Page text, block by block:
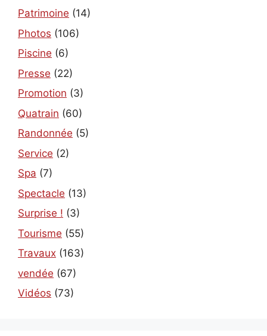
Patrimoine (14)
Photos (106)
Piscine (6)
Presse (22)
Promotion (3)
Quatrain (60)
Randonnée (5)
Service (2)
Spa (7)
Spectacle (13)
Surprise ! (3)
Tourisme (55)
Travaux (163)
vendée (67)
Vidéos (73)